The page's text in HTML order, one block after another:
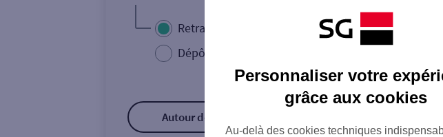
Retrait de billets € Dépôt de billets €
Dépôt de monnaie €
Autour de moi
Personnaliser votre
grâce aux cookies
Au-delà des cookies techniques